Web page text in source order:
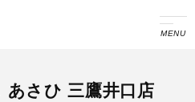
MENU
さひ 三鷹井口店